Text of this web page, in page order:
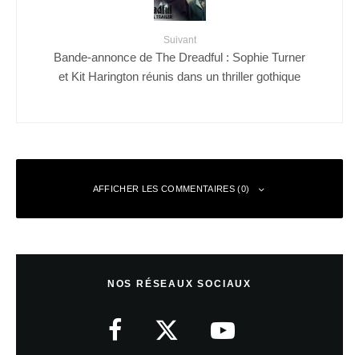
Suivant
Bande-annonce de The Dreadful : Sophie Turner
et Kit Harington réunis dans un thriller gothique
AFFICHER LES COMMENTAIRES (0)
NOS RÉSEAUX SOCIAUX